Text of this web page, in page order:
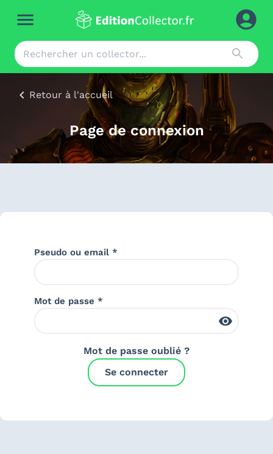
Retour à l'accueil
Page de connexion
Pseudo ou email *
Mot de passe *
Mot de passe oublié ?
Se connecter